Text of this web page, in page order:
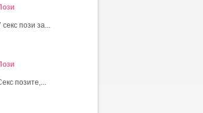
секс пози за...
позите,...